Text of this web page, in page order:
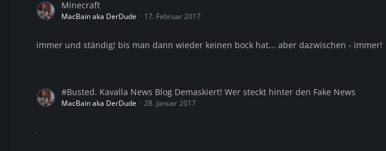
Minecraft
MacBain aka DerDude 17. Februar 2017
immer und ständig! bis man dann wieder keinen bock hat... aber dazwischen - immer!
#Busted. Kavalla News Blog Demaskiert! Wer steckt hinter den Fake News
MacBain aka DerDude 28. Januar 2017